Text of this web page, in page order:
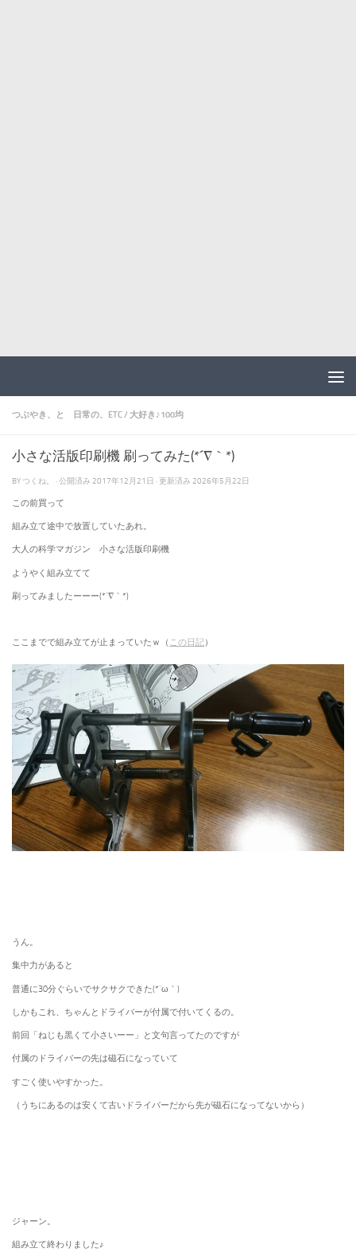
つぶやき、と 日常の、ETC/ 大好き♪100均
小さな活版印刷機 刷ってみた(*´∇｀*)
BYつくね。 · 公開済み 2017年12月21日 · 更新済み 2026年5月22日
この前買って
組み立て途中で放置していたあれ。
大人の科学マガジン 小さな活版印刷機
ようやく組み立てて
刷ってみましたーーー(*´∇｀*)
ここまでで組み立てが止まっていたｗ（ この日記）
うん。
集中力があると
普通に30分ぐらいでサクサクできた(*´ω｀)
しかもこれ、ちゃんとドライバーが付属で付いてくるの。
前回「ねじも黒くて小さいーー」と文句言ってたのですが
付属のドライバーの先は磁石になっていて
すごく使いやすかった。
（うちにあるのは安くて古いドライバーだから先が磁石になってないから）
ジャーン。
組み立て終わりました♪